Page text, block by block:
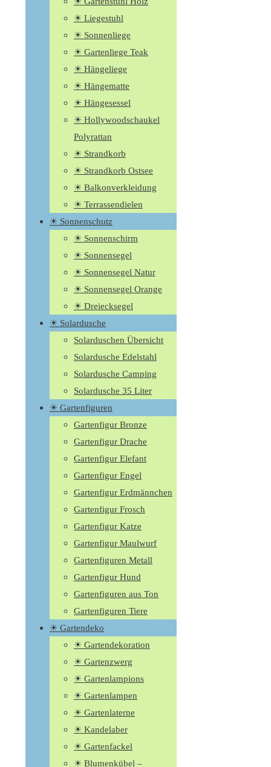
☀ Liegestuhl
☀ Sonnenliege
☀ Gartenliege Teak
☀ Hängeliege
☀ Hängematte
☀ Hängesessel
☀ Hollywoodschaukel
Polyrattan
☀ Strandkorb
☀ Strandkorb Ostsee
☀ Balkonverkleidung
☀ Terrassendielen
☀ Sonnenschutz
☀ Sonnenschirm
☀ Sonnensegel
☀ Sonnensegel Natur
☀ Sonnensegel Orange
☀ Dreiecksegel
☀ Solardusche
Solarduschen Übersicht
Solardusche Edelstahl
Solardusche Camping
Solardusche 35 Liter
☀ Gartenfiguren
Gartenfigur Bronze
Gartenfigur Drache
Gartenfigur Elefant
Gartenfigur Engel
Gartenfigur Erdmännchen
Gartenfigur Frosch
Gartenfigur Katze
Gartenfigur Maulwurf
Gartenfiguren Metall
Gartenfigur Hund
Gartenfiguren aus Ton
Gartenfiguren Tiere
☀ Gartendeko
☀ Gartendekoration
☀ Gartenzwerg
☀ Gartenlampions
☀ Gartenlampen
☀ Gartenlaterne
☀ Kandelaber
☀ Gartenfackel
☀ Blumenkübel –